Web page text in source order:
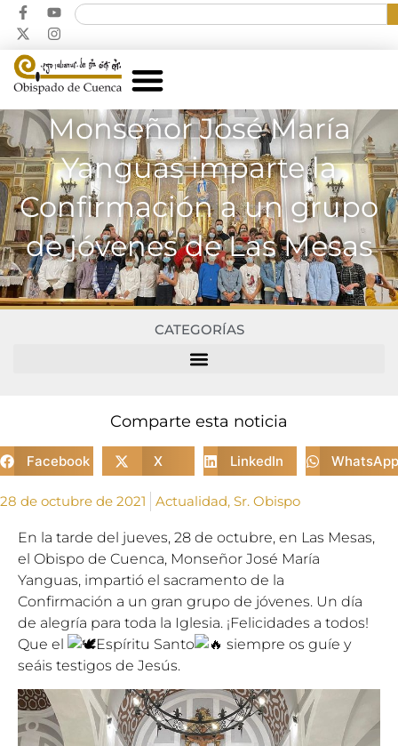
Monseñor José María
Yanguas imparte la
Confirmación a un grupo
de jóvenes de Las Mesas
CATEGORÍAS
Comparte esta noticia
Facebook X LinkedIn WhatsApp
28 de octubre de 2021 Actualidad, Sr. Obispo
En la tarde del jueves, 28 de octubre, en Las Mesas,
el Obispo de Cuenca, Monseñor José María
Yanguas, impartió el sacramento de la
Confirmación a un gran grupo de jóvenes. Un día
de alegría para toda la Iglesia. ¡Felicidades a todos!
Que el
Espíritu Santo
siempre os guíe y
seáis testigos de Jesús.